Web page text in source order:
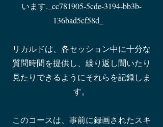
います._cc781905-5cde-3194-bb3b-
136bad5cf58d_
リカルドは、各セッション中に十分な
質問時間を提供し、繰り返し聞いたり
見たりできるようにそれらを記録しま
す。
このコースは、事前に録画されたスキ